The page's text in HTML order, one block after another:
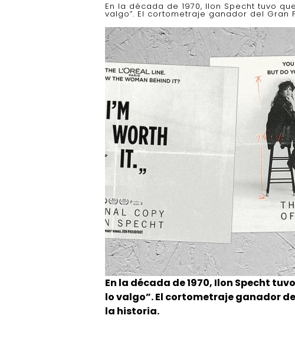
En la década de 1970, Ilon Specht tuvo
valgo”. El cortometraje ganador del Gran
En la década de 1970, Ilon Specht
lo valgo”. El cortometraje ganador
la historia.